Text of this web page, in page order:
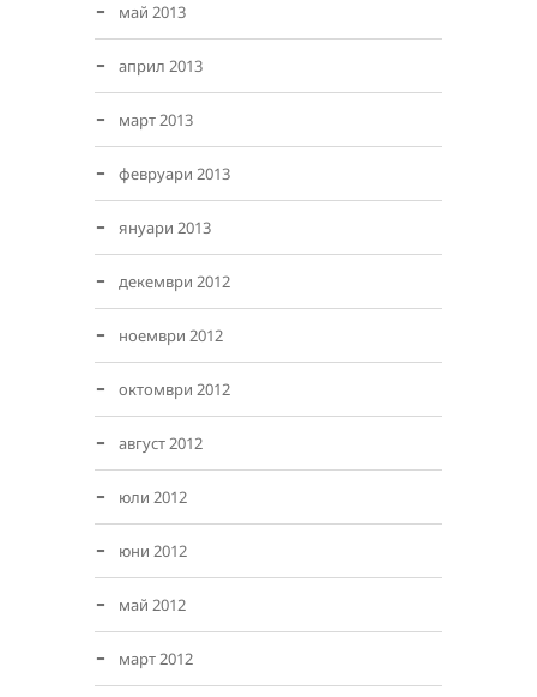
май 2013
април 2013
март 2013
февруари 2013
януари 2013
декември 2012
ноември 2012
октомври 2012
август 2012
юли 2012
юни 2012
май 2012
март 2012